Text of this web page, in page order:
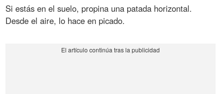
Si estás en el suelo, propina una patada horizontal.
Desde el aire, lo hace en picado.